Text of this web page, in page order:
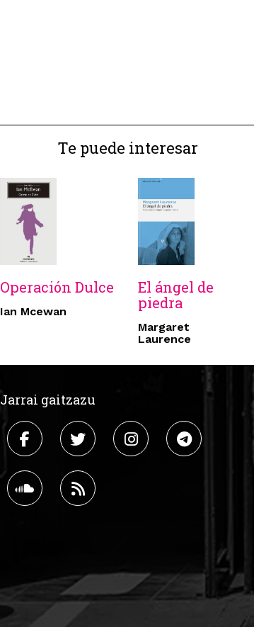
Te puede interesar
Operación Dulce
Ian Mcewan
El ángel de
piedra
Margaret
Laurence
Jarrai gaitzazu